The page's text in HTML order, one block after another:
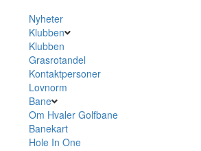
Nyheter
Klubben
Klubben
Grasrotandel
Kontaktpersoner
Lovnorm
Bane
Om Hvaler Golfbane
Banekart
Hole In One